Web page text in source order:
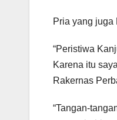
Pria yang juga
“Peristiwa
Karena itu
Rakernas
“Tangan-